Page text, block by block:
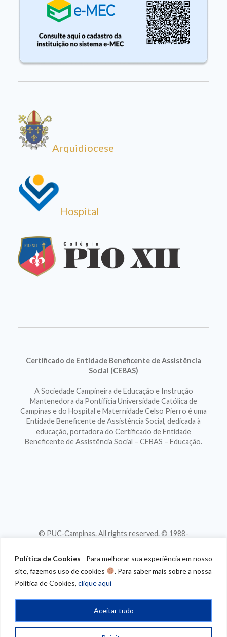
Política de Cookies - Para melhorar sua experiência em nosso
site, fazemos uso de cookies
. Para saber mais sobre a nossa
Política de Cookies, clique aqui
Aceitar tudo
Arquidiocese
Hospital
Certificado de Entidade Beneficente de Assistência
Social (CEBAS)
A Sociedade Campineira de Educação e Instrução
Mantenedora da Pontifícia Universidade Católica de
Campinas e do Hospital e Maternidade Celso Pierro é uma
Entidade Beneficente de Assistência Social, dedicada à
educação, portadora do Certificado de Entidade
Beneficente de Assistência Social – CEBAS – Educação.
© PUC-Campinas. All rights reserved. © 1988-